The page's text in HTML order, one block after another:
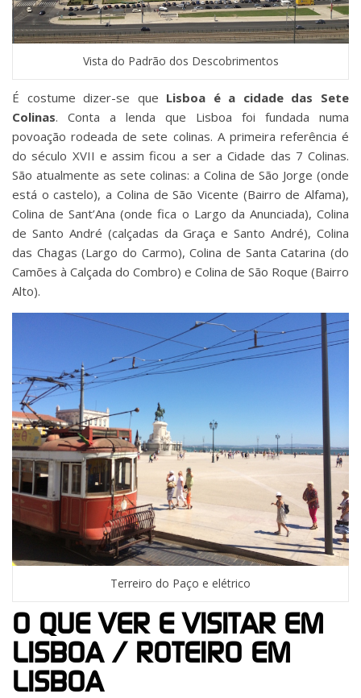
Vista do Padrão dos Descobrimentos
É costume dizer-se que Lisboa é a cidade das Sete
Colinas. Conta a lenda que Lisboa foi fundada numa
povoação rodeada de sete colinas. A primeira referência é
do século XVII e assim ficou a ser a Cidade das 7 Colinas.
São atualmente as sete colinas: a Colina de São Jorge (onde
está o castelo), a Colina de São Vicente (Bairro de Alfama),
Colina de Sant’Ana (onde fica o Largo da Anunciada), Colina
de Santo André (calçadas da Graça e Santo André), Colina
das Chagas (Largo do Carmo), Colina de Santa Catarina (do
Camões à Calçada do Combro) e Colina de São Roque (Bairro
Alto).
Terreiro do Paço e elétrico
O QUE VER E VISITAR EM
LISBOA / ROTEIRO EM
LISBOA